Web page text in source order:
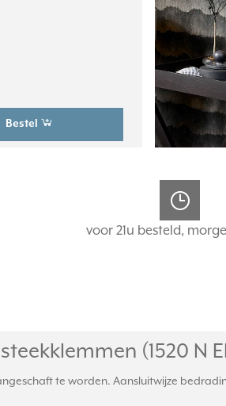
Bestel
voor 21u besteld,
(1520 N
te worden. Aansluitwijze